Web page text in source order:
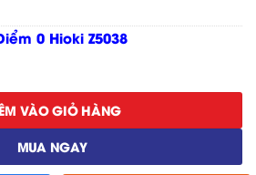
0 Hioki Z5038
0 Hioki Z5038 số lượng
VÀO GIỎ HÀNG
MUA NGAY